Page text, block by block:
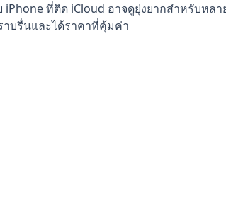
iPhone ที่ติด iCloud อาจดูยุ่งยากสำหรับห
าบรื่นและได้ราคาที่คุ้มค่า